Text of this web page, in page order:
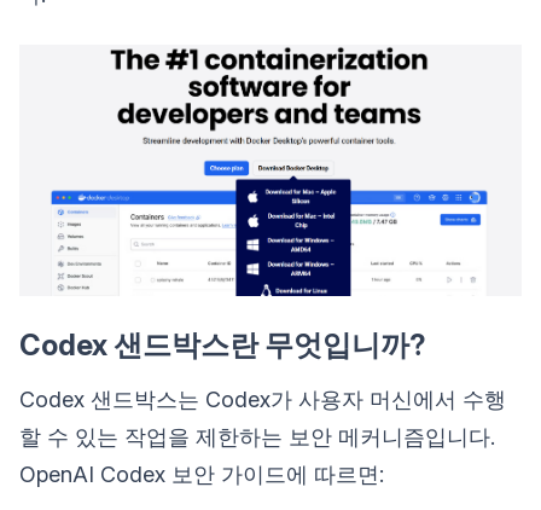
Codex 샌드박스란 무엇입니까?
Codex 샌드박스는 Codex가 사용자 머신에서 수행
할 수 있는 작업을 제한하는 보안 메커니즘입니다.
OpenAI Codex 보안 가이드에 따르면: